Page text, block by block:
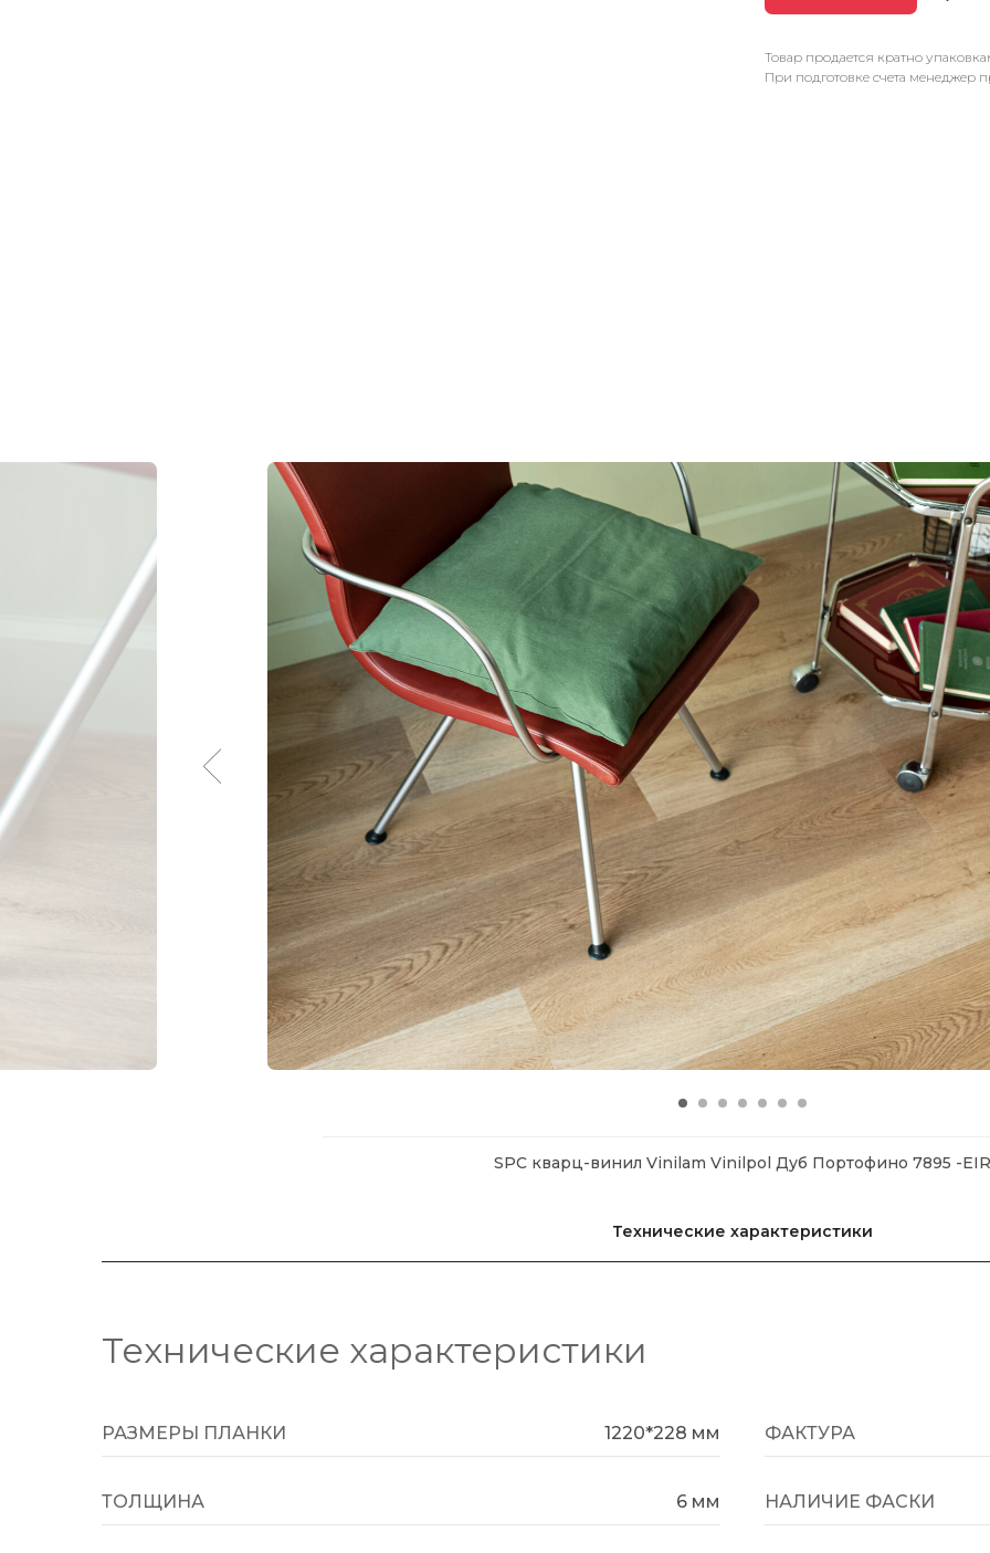
Товар продается кратно
При подготовке счета менеджер
SPC кварц-винил Vinilam Vinilpol Дуб Портофино 7895 -EIR
Технические характеристики
Технические характеристики
РАЗМЕРЫ ПЛАНКИ 1220*228 мм
ТОЛЩИНА 6 мм
ФАКТУРА
НАЛИЧИЕ ФАСКИ